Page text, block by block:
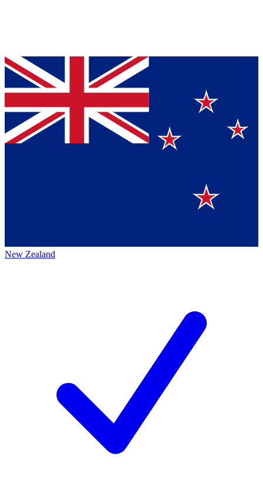
New Zealand